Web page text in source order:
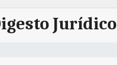
Jurídico